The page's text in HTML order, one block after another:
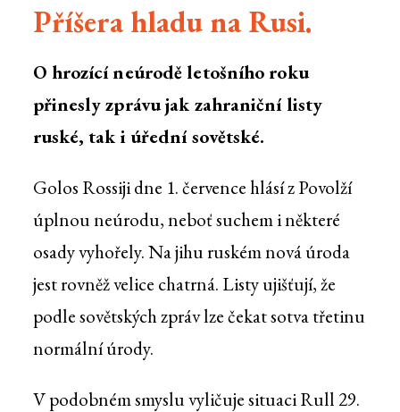
Příšera hladu na Rusi.
O hrozící neúrodě letošního roku
přinesly zprávu jak zahraniční listy
ruské, tak i úřední sovětské.
Golos Rossiji dne 1. července hlásí z Povolží
úplnou neúrodu, neboť suchem i některé
osady vyhořely. Na jihu ruském nová úroda
jest rovněž velice chatrná. Listy ujišťují, že
podle sovětských zpráv lze čekat sotva třetinu
normální úrody.
V podobném smyslu vyličuje situaci Rull 29.